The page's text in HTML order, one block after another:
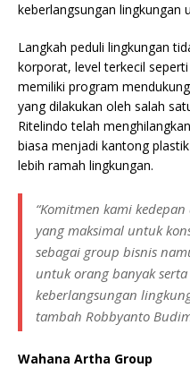
keberlangsungan lingkungan
Langkah peduli lingkungan
korporat, level terkecil
memiliki program
yang dilakukan oleh salah
Ritelindo telah
biasa menjadi kantong
lebih ramah lingkungan.
“Komitmen kami
yang maksimal untuk
sebagai group bisnis
untuk orang banyak
keberlangsungan
tambah Robbyanto
Wahana Artha Group